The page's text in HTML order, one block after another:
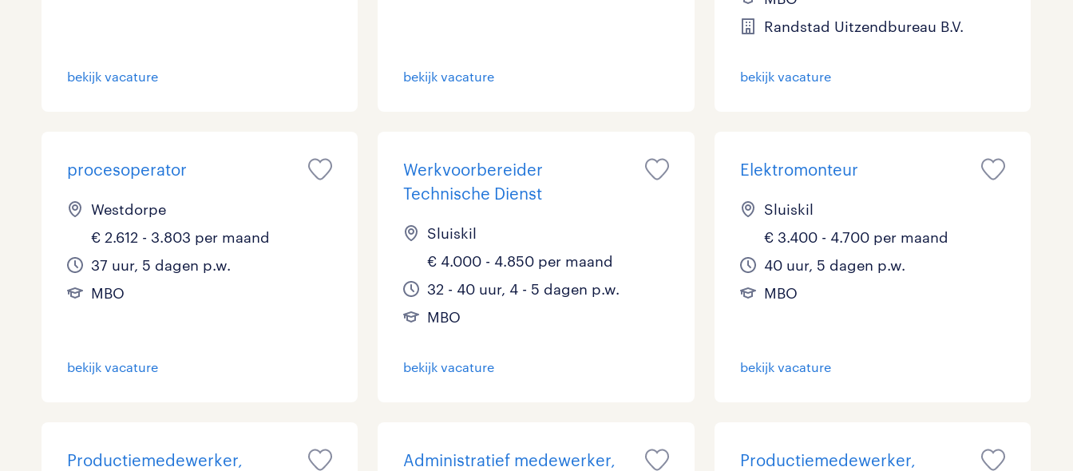
Marketing & Communicatie 1
Webcare 0 Zorg / Verpleging 0
bekijk vacature bekijk vacature
Randstad Uitzendbureau B.V.
bekijk vacature
procesoperator
Westdorpe
€ 2.612 - 3.803 per maand
37 uur, 5 dagen p.w.
MBO
bekijk vacature
Werkvoorbereider
Technische Dienst
Sluiskil
€ 4.000 - 4.850 per maand
32 - 40 uur, 4 - 5 dagen p.w.
MBO
bekijk vacature
Elektromonteur
Sluiskil
€ 3.400 - 4.700 per maand
40 uur, 5 dagen p.w.
MBO
bekijk vacature
Productiemedewerker,
Administratief medewerker,
Productiemedewerker,